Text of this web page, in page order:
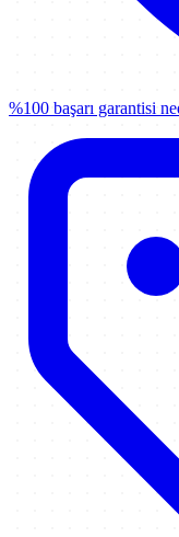
%100 başarı garantisi